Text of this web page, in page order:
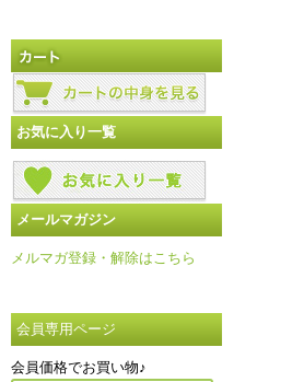
お気に入り一覧
メールマガジン
メルマガ登録・解除はこちら
会員専用ページ
会員価格でお買い物♪